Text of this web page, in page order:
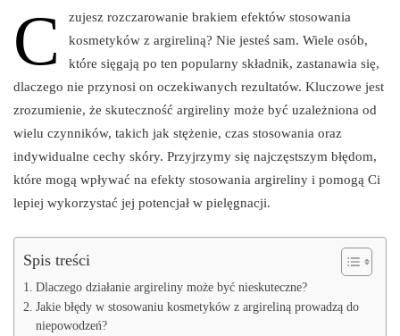
C
zujesz rozczarowanie brakiem efektów stosowania
kosmetyków z argireliną? Nie jesteś sam. Wiele osób,
które sięgają po ten popularny składnik, zastanawia się,
dlaczego nie przynosi on oczekiwanych rezultatów. Kluczowe jest
zrozumienie, że skuteczność argireliny może być uzależniona od
wielu czynników, takich jak stężenie, czas stosowania oraz
indywidualne cechy skóry. Przyjrzymy się najczęstszym błędom,
które mogą wpływać na efekty stosowania argireliny i pomogą Ci
lepiej wykorzystać jej potencjał w pielęgnacji.
Spis treści
Dlaczego działanie argireliny może być nieskuteczne?
Jakie błędy w stosowaniu kosmetyków z argireliną prowadzą do
niepowodzeń?